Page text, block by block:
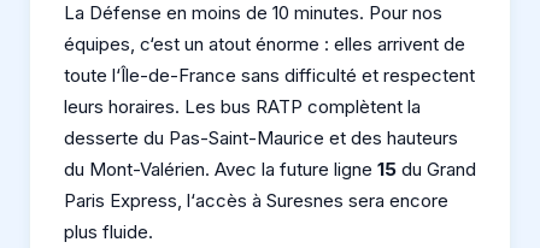
La Défense en moins de 10 minutes. Pour nos
équipes, c‘est un atout énorme : elles arrivent de
toute l‘Île-de-France sans difficulté et respectent
leurs horaires. Les bus RATP complètent la
desserte du Pas-Saint-Maurice et des hauteurs
du Mont-Valérien. Avec la future ligne 15 du Grand
Paris Express, l‘accès à Suresnes sera encore
plus fluide.